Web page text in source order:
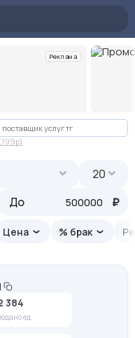
Реклама
услуг тг
До ₽
20
Цена % брак
384
ед.